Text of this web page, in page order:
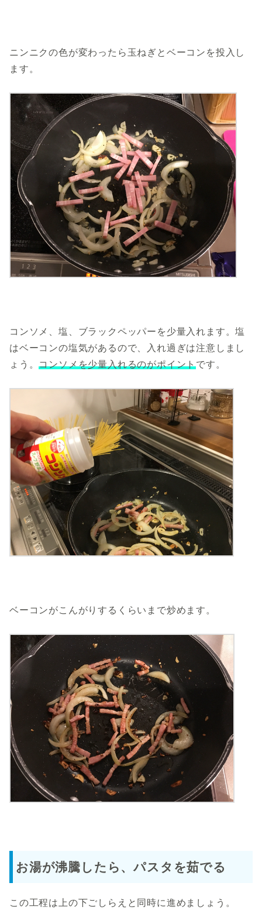
ニンニクの色が変わったら玉ねぎとベーコンを投入し
ます。
コンソメ、塩、ブラックペッパーを少量入れます。塩
はベーコンの塩気があるので、入れ過ぎは注意しまし
ょう。コンソメを少量入れるのがポイントです。
ベーコンがこんがりするくらいまで炒めます。
お湯が沸騰したら、パスタを茹でる
この工程は上の下ごしらえと同時に進めましょう。